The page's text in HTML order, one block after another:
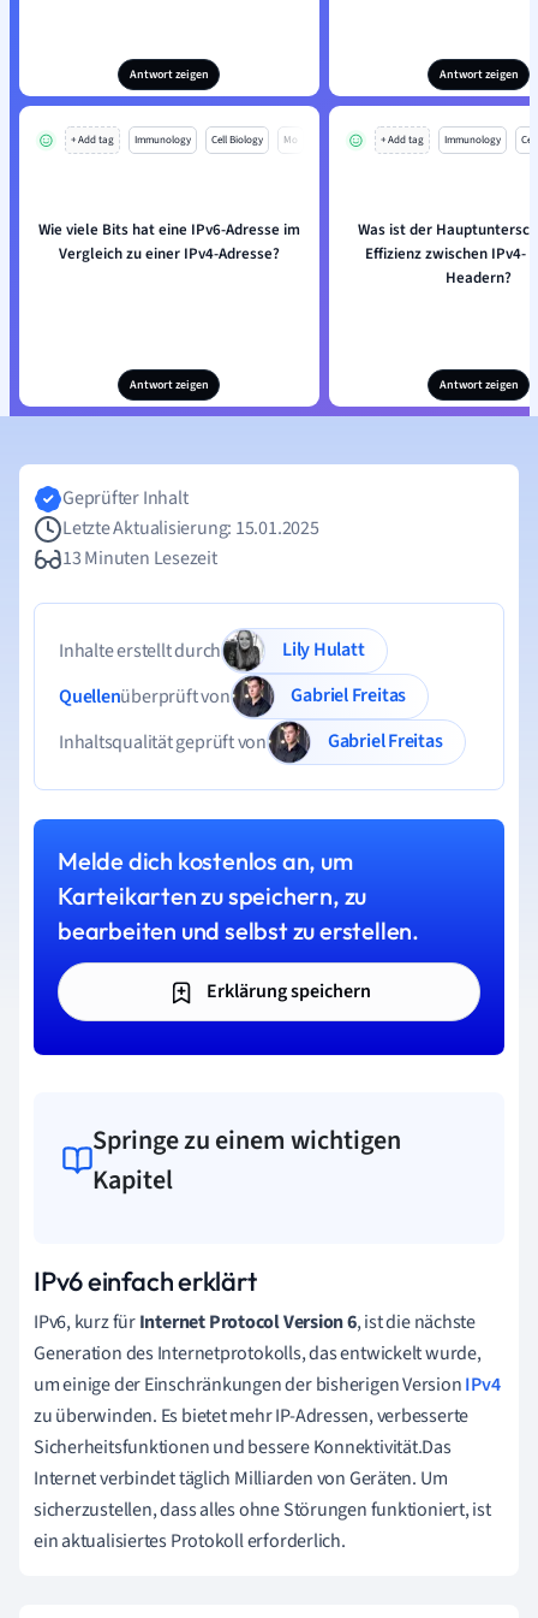
Antwort zeigen Antwort zeigen
+ Add tag Immunology Cell Biology Mo
Wie viele Bits hat eine IPv6-Adresse im
Vergleich zu einer IPv4-Adresse?
Antwort zeigen
+ Add tag Immunology
Was ist der
Effizienz zwischen IPv4-
Headern?
Antwort zeigen
Geprüfter Inhalt
Letzte Aktualisierung: 15.01.2025
13 Minuten Lesezeit
Inhalte erstellt durch
Lily Hulatt
Quellenüberprüft von
Gabriel Freitas
Inhaltsqualität geprüft von
Gabriel Freitas
Melde dich kostenlos an, um
Karteikarten zu speichern, zu
bearbeiten und selbst zu erstellen.
Erklärung speichern
Springe zu einem wichtigen
Kapitel
IPv6 einfach erklärt
IPv6, kurz fürInternet Protocol Version 6, ist die nächste
Generation des Internetprotokolls, das entwickelt wurde,
um einige der Einschränkungen der bisherigen VersionIPv4
zu überwinden. Es bietet mehr IP-Adressen, verbesserte
Sicherheitsfunktionen und bessere Konnektivität.Das
Internet verbindet täglich Milliarden von Geräten. Um
sicherzustellen, dass alles ohne Störungen funktioniert, ist
ein aktualisiertes Protokoll erforderlich.